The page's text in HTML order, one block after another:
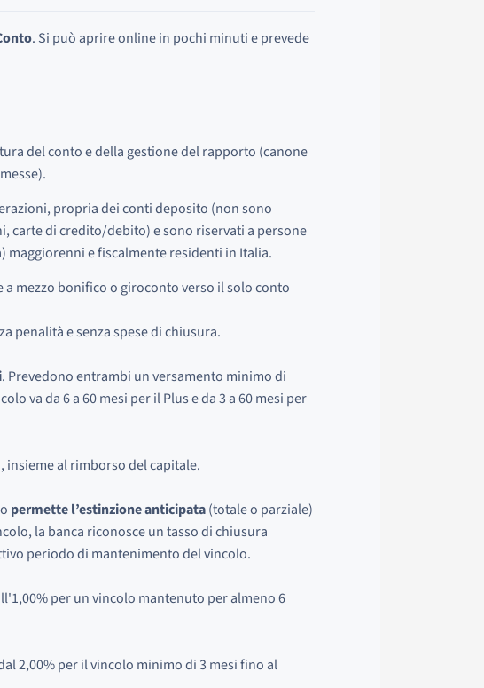
. Si può aprire online in pochi minuti e prevede
del conto e della gestione del rapporto (canone
propria dei conti deposito (non sono
carte di credito/debito) e sono riservati a persone
e fiscalmente residenti in Italia.
mezzo bonifico o giroconto verso il solo conto
penalità e senza spese di chiusura.
. Prevedono entrambi un versamento minimo di
va da 6 a 60 mesi per il Plus e da 3 a 60 mesi per
al rimborso del capitale.
permette l’estinzione anticipata(totale o parziale)
la banca riconosce un tasso di chiusura
periodo di mantenimento del vincolo.
per un vincolo mantenuto per almeno 6
2,00% per il vincolo minimo di 3 mesi fino al